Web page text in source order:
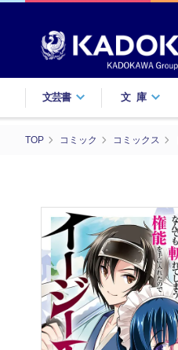
文芸書 文庫
TOP コミック コミックス